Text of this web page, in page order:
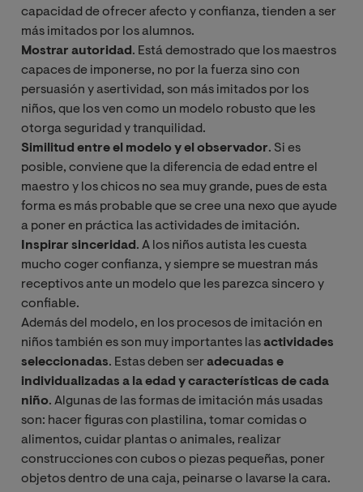
capacidad de ofrecer afecto y confianza, tienden a ser
más imitados por los alumnos.
Mostrar autoridad . Está demostrado que los maestros
capaces de imponerse, no por la fuerza sino con
persuasión y asertividad, son más imitados por los
niños, que los ven como un modelo robusto que les
otorga seguridad y tranquilidad.
Similitud entre el modelo y el observador. Si es
posible, conviene que la diferencia de edad entre el
maestro y los chicos no sea muy grande, pues de esta
forma es más probable que se cree una nexo que ayude
a poner en práctica las actividades de imitación.
Inspirar sinceridad . A los niños autista les cuesta
mucho coger confianza, y siempre se muestran más
receptivos ante un modelo que les parezca sincero y
confiable.
Además del modelo, en los procesos de imitación en
niños también es son muy importantes lasactividades
seleccionadas. Estas deben seradecuadas e
individualizadas a la edad y características de cada
niño. Algunas de las formas de imitación más usadas
son: hacer figuras con plastilina, tomar comidas o
alimentos, cuidar plantas o animales, realizar
construcciones con cubos o piezas pequeñas, poner
objetos dentro de una caja, peinarse o lavarse la cara.